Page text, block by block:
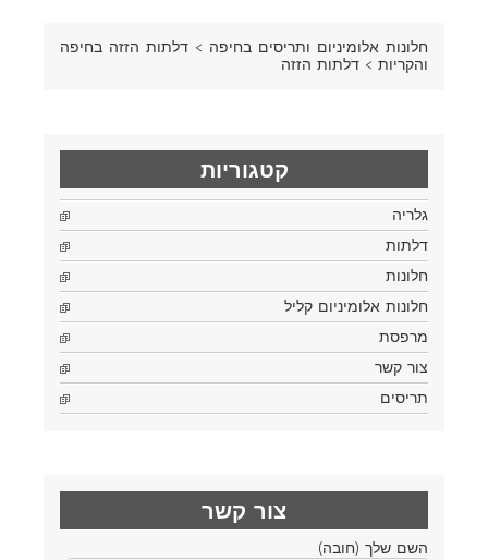
חלונות אלומיניום ותריסים בחיפה > דלתות הזזה בחיפה
והקריות > דלתות הזזה
קטגוריות
גלריה
דלתות
חלונות
חלונות אלומיניום קליל
מרפסת
צור קשר
תריסים
צור קשר
השם שלך (חובה)